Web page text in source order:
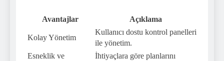
Avantajlar Açıklama
Kolay Yönetim
Kullanıcı dostu kontrol panelleri
ile yönetim.
Esneklik ve
İhtiyaçlara göre planlarını